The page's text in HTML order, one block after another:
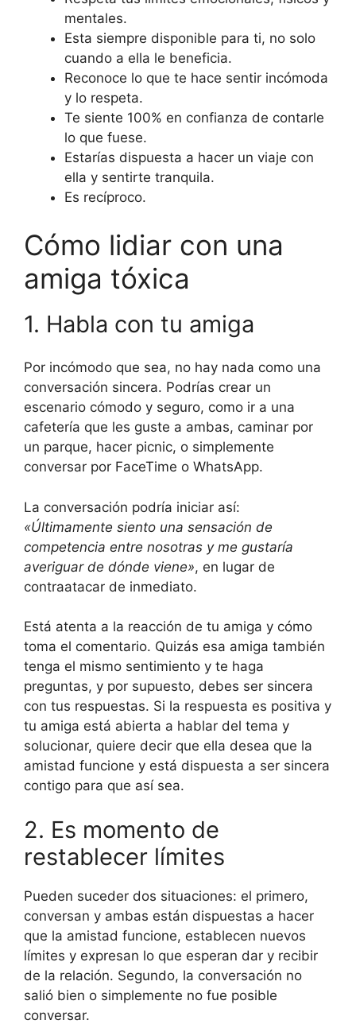
mentales.
Esta siempre disponible para ti, no solo
cuando a ella le beneficia.
Reconoce lo que te hace sentir incómoda
y lo respeta.
Te siente 100% en confianza de contarle
lo que fuese.
Estarías dispuesta a hacer un viaje con
ella y sentirte tranquila.
Es recíproco.
Cómo lidiar con una
amiga tóxica
1. Habla con tu amiga
Por incómodo que sea, no hay nada como una
conversación sincera. Podrías crear un
escenario cómodo y seguro, como ir a una
cafetería que les guste a ambas, caminar por
un parque, hacer picnic, o simplemente
conversar por FaceTime o WhatsApp.
La conversación podría iniciar así:
«Últimamente siento una sensación de
competencia entre nosotras y me gustaría
averiguar de dónde viene», en lugar de
contraatacar de inmediato.
Está atenta a la reacción de tu amiga y cómo
toma el comentario. Quizás esa amiga también
tenga el mismo sentimiento y te haga
preguntas, y por supuesto, debes ser sincera
con tus respuestas. Si la respuesta es positiva y
tu amiga está abierta a hablar del tema y
solucionar, quiere decir que ella desea que la
amistad funcione y está dispuesta a ser sincera
contigo para que así sea.
2. Es momento de
restablecer límites
Pueden suceder dos situaciones: el primero,
conversan y ambas están dispuestas a hacer
que la amistad funcione, establecen nuevos
límites y expresan lo que esperan dar y recibir
de la relación. Segundo, la conversación no
salió bien o simplemente no fue posible
conversar.